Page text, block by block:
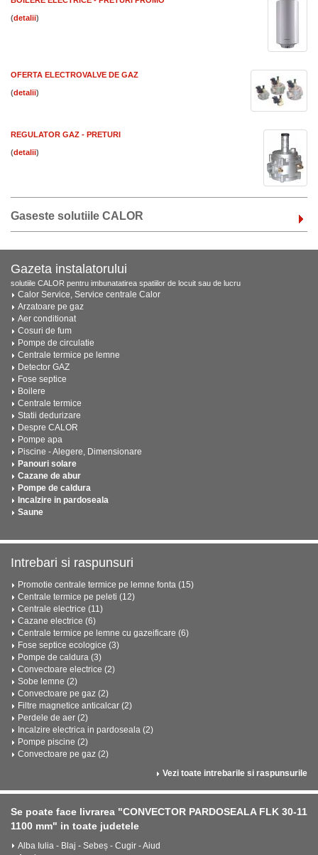
( )
OFERTA ELECTROVALVE DE GAZ
( )
REGULATOR GAZ - PRETURI
( )
Gaseste solutiile CALOR
Gazeta instalatorului
solutiile CALOR pentru imbunatatirea spatiilor de locuit sau de lucru
Calor Service, Service centrale Calor
Arzatoare pe gaz
Aer conditionat
Cosuri de fum
Pompe de circulatie
Centrale termice pe lemne
Detector GAZ
Fose septice
Boilere
Centrale termice
Statii dedurizare
Despre CALOR
Pompe apa
Piscine - Alegere, Dimensionare
Panouri solare
Cazane de abur
Pompe de caldura
Incalzire in pardoseala
Saune
Intrebari si raspunsuri
Promotie centrale termice pe lemne fonta (15)
Centrale termice pe peleti (12)
Centrale electrice (11)
Cazane electrice (6)
Centrale termice pe lemne cu gazeificare (6)
Fose septice ecologice (3)
Pompe de caldura (3)
Convectoare electrice (2)
Sobe lemne (2)
Convectoare pe gaz (2)
Filtre magnetice anticalcar (2)
Perdele de aer (2)
Incalzire electrica in pardoseala (2)
Pompe piscine (2)
Convectoare pe gaz (2)
Vezi toate intrebarile si raspunsurile
Se poate face livrarea "CONVECTOR PARDOSEALA FLK 30-11
1100 mm" in toate judetele
Alba Iulia - Blaj - Sebeș - Cugir - Aiud